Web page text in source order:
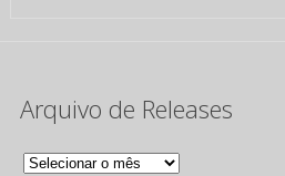
Arquivo de Releases
Arquivo